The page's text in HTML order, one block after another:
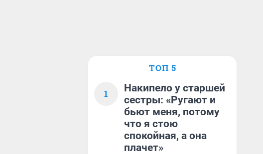
ТОП 5
1
Накипело у старшей
сестры: «Ругают и
бьют меня, потому
что я стою
спокойная, а она
плачет»